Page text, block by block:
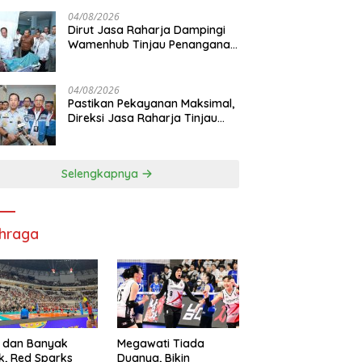
masyarakat
04/08/2026
Dirut Jasa Raharja Dampingi
Wamenhub Tinjau Penanganan
04/08/2026
Pastikan Pekayanan Maksimal,
Direksi Jasa Raharja Tinjau
Selengkapnya
dan Banyak
Red Sparks
Megawati Tiada
Duanya, Bikin